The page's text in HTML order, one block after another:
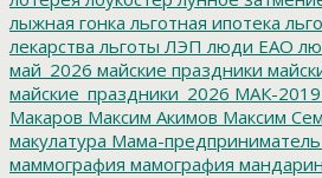
лыжная гонка льготная ипотека
лекарства льготы ЛЭП люди ЕАО
май_2026 майские праздники
майские_праздники_2026 МАК-2019
Макаров Максим Акимов Максим
макулатура Мама-предприниматель
маммография мамография мандарин